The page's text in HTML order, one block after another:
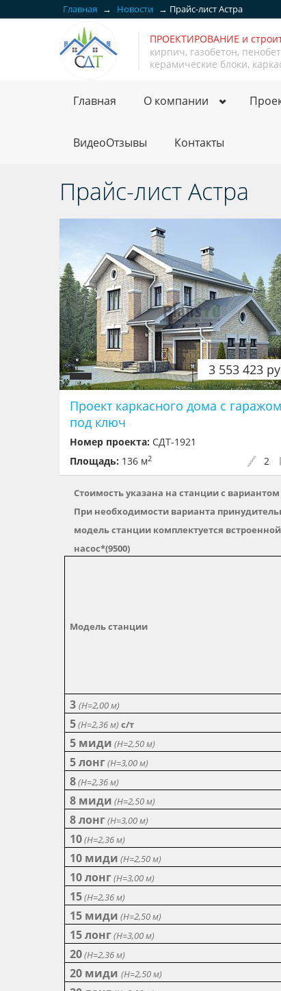
Главная → Новости → Прайс-лист Астра
ПРОЕКТИРОВАНИЕ и
кирпич, газобетон,
керамические блоки,
Главная О компании
ВидеоОтзывы Контакты
Прайс-лист Астра
3 553 423
Проект каркасного дома с гаражом
под ключ
Номер проекта: СДТ-1921
Площадь: 136 м2 2
Стоимость указана на станции с
При необходимости варианта
модель станции комплектуется
насос*(9500)
Модель станции
3 (Н=2,00 м)
5(Н=2,36 м) с/т
5 миди (Н=2,50 м)
5 лонг(Н=3,00 м)
8(Н=2,36 м)
8 миди (Н=2,50 м)
8 лонг(Н=3,00 м)
10(Н=2,36 м)
10 миди (Н=2,50 м)
10 лонг(Н=3,00 м)
15(Н=2,36 м)
15 миди (Н=2,50 м)
15 лонг(Н=3,00 м)
20(Н=2,36 м)
20 миди (Н=2,50 м)